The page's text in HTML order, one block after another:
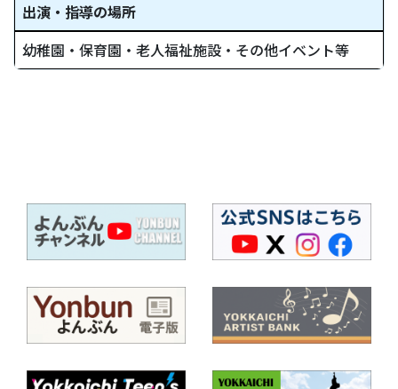
出演・指導の場所
幼稚園・保育園・老人福祉施設・その他イベント等